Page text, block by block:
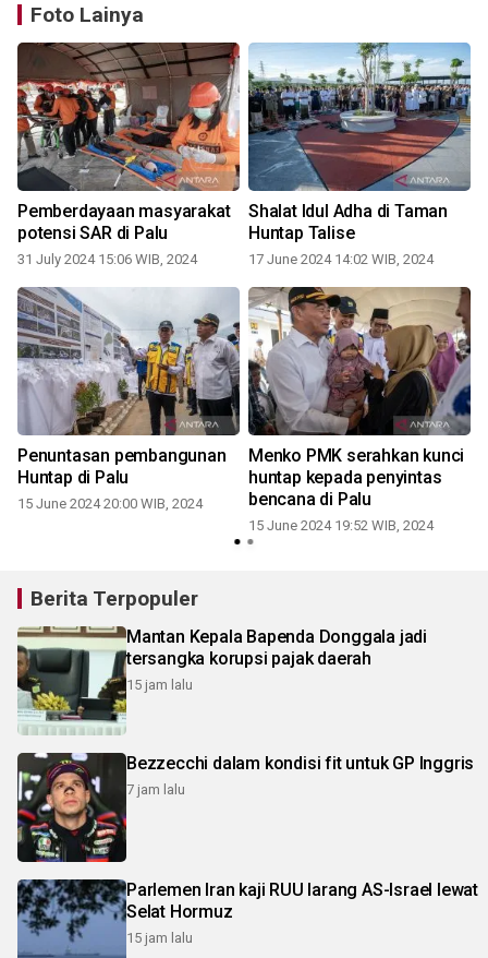
Foto Lainya
Pemberdayaan masyarakat
potensi SAR di Palu
31 July 2024 15:06 WIB, 2024
Shalat Idul Adha di Taman
Huntap Talise
17 June 2024 14:02 WIB, 2024
Penuntasan pembangunan
Huntap di Palu
15 June 2024 20:00 WIB, 2024
Menko PMK serahkan kunci
huntap kepada penyintas
bencana di Palu
15 June 2024 19:52 WIB, 2024
Berita Terpopuler
Mantan Kepala Bapenda Donggala jadi
tersangka korupsi pajak daerah
15 jam lalu
Bezzecchi dalam kondisi fit untuk GP Inggris
7 jam lalu
Parlemen Iran kaji RUU larang AS-Israel lewat
Selat Hormuz
15 jam lalu